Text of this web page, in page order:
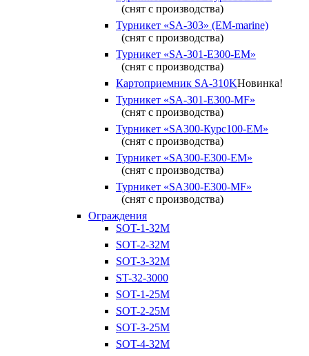
(снят с производства)
Турникет «SA-303» (EM-marine)
(снят с производства)
Турникет «SA-301-Е300-ЕМ»
(снят с производства)
Картоприемник SA-310KНовинка!
Турникет «SA-301-Е300-MF»
(снят с производства)
Турникет «SA300-Курс100-ЕМ»
(снят с производства)
Турникет «SA300-Е300-EM»
(снят с производства)
Турникет «SA300-Е300-MF»
(снят с производства)
Ограждения
SOT-1-32М
SOT-2-32М
SOT-3-32М
ST-32-3000
SOT-1-25М
SOT-2-25М
SOT-3-25М
SOT-4-32M